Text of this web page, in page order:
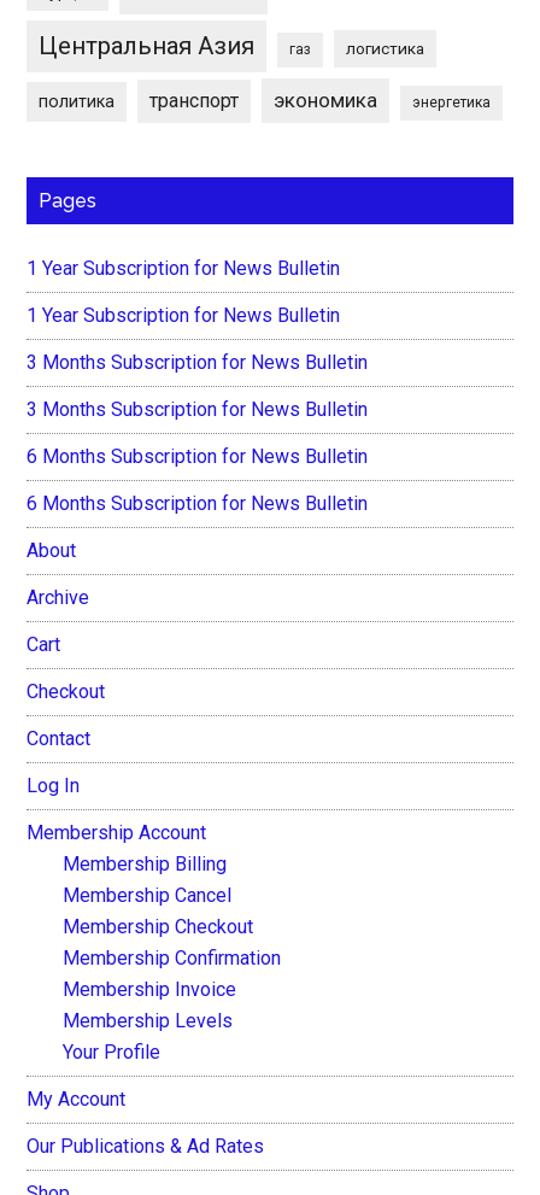
Центральная Азия газ логистика
политика транспорт экономика энергетика
Pages
1 Year Subscription for News Bulletin
1 Year Subscription for News Bulletin
3 Months Subscription for News Bulletin
3 Months Subscription for News Bulletin
6 Months Subscription for News Bulletin
6 Months Subscription for News Bulletin
About
Archive
Cart
Checkout
Contact
Log In
Membership Account
Membership Billing
Membership Cancel
Membership Checkout
Membership Confirmation
Membership Invoice
Membership Levels
Your Profile
My Account
Our Publications & Ad Rates